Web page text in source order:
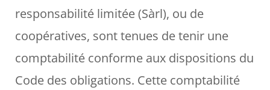
responsabilité limitée (Sàrl), ou de
coopératives, sont tenues de tenir une
comptabilité conforme aux dispositions du
Code des obligations. Cette comptabilité